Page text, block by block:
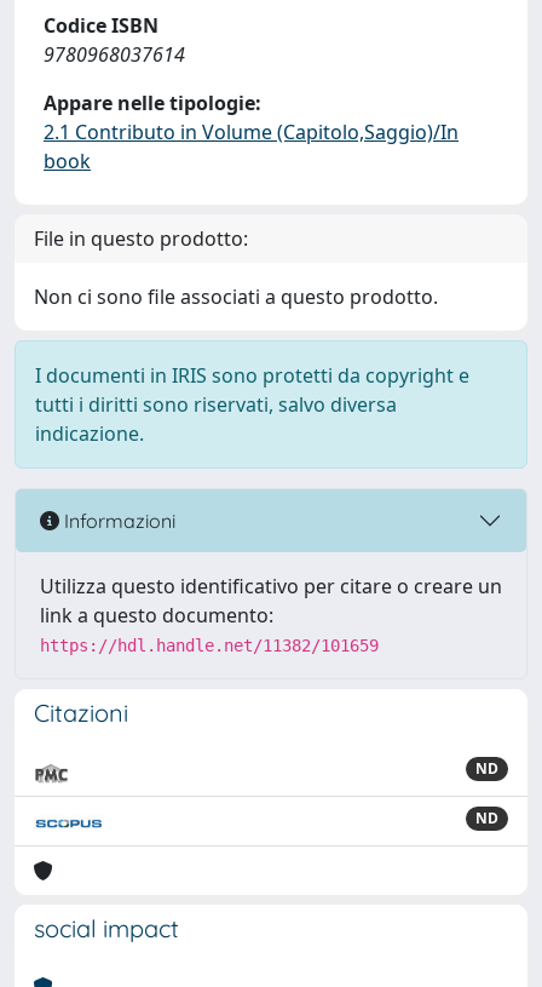
Codice ISBN
9780968037614
Appare nelle tipologie:
2.1 Contributo in Volume (Capitolo,Saggio)/In
book
File in questo prodotto:
Non ci sono file associati a questo prodotto.
I documenti in IRIS sono protetti da copyright e
tutti i diritti sono riservati, salvo diversa
indicazione.
Informazioni
Utilizza questo identificativo per citare o creare un
link a questo documento:
https://hdl.handle.net/11382/101659
Citazioni
ND
ND
social impact